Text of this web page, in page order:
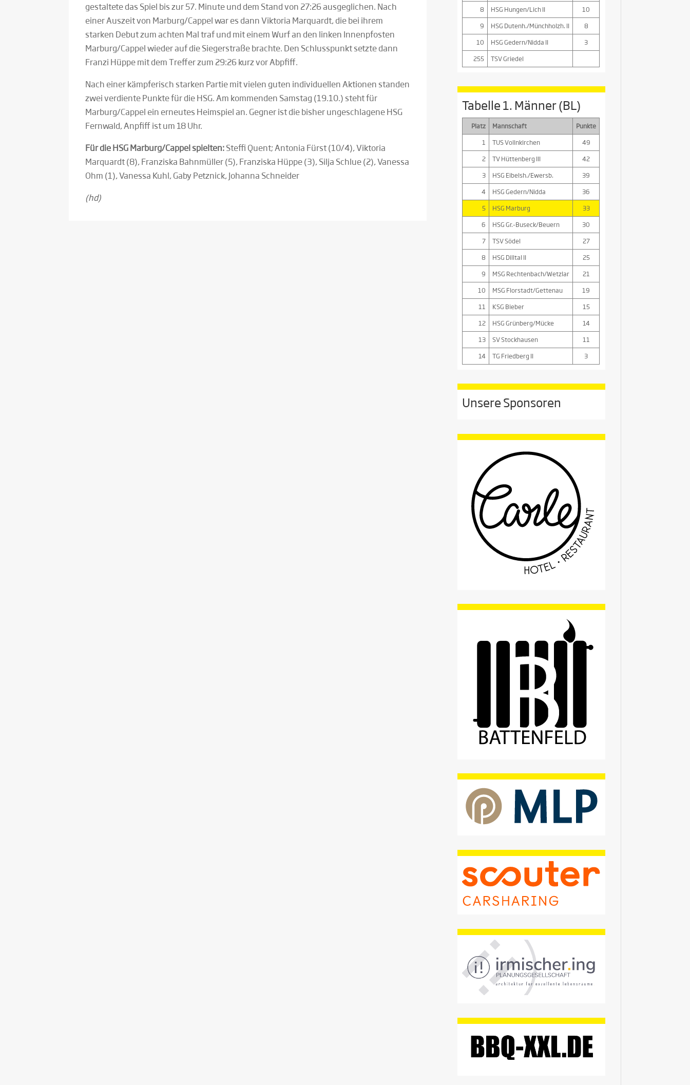
gestaltete das Spiel bis zur 57. Minute und dem Stand von 27:26 ausgeglichen. Nach
einer Auszeit von Marburg/Cappel war es dann Viktoria Marquardt, die bei ihrem
starken Debut zum achten Mal traf und mit einem Wurf an den linken Innenpfosten
Marburg/Cappel wieder auf die Siegerstraße brachte. Den Schlusspunkt setzte dann
Franzi Hüppe mit dem Treffer zum 29:26 kurz vor Abpfiff.
Nach einer kämpferisch starken Partie mit vielen guten individuellen Aktionen standen
zwei verdiente Punkte für die HSG. Am kommenden Samstag (19.10.) steht für
Marburg/Cappel ein erneutes Heimspiel an. Gegner ist die bisher ungeschlagene HSG
Fernwald, Anpfiff ist um 18 Uhr.
Für die HSG Marburg/Cappel spielten:Steffi Quent; Antonia Fürst (10/4), Viktoria
Marquardt (8), Franziska Bahnmüller (5), Franziska Hüppe (3), Silja Schlue (2), Vanessa
Ohm (1), Vanessa Kuhl, Gaby Petznick, Johanna Schneider
(hd)
8
HSG Hungen/Lich II
10
9
HSG Dutenh./Münchholzh. II
8
10
HSG Gedern/Nidda II
3
255
TSV Griedel
Tabelle 1. Männer (BL)
Platz Mannschaft
Punkte
1
TUS Vollnkirchen
49
2
TV Hüttenberg III
42
3
HSG Eibelsh./Ewersb.
39
4
HSG Gedern/Nidda
36
5
HSG Marburg
33
6
HSG Gr.-Buseck/Beuern
30
7
TSV Södel
27
8
HSG Dilltal II
25
9
MSG Rechtenbach/Wetzlar
21
10
MSG Florstadt/Gettenau
19
11
KSG Bieber
15
12
HSG Grünberg/Mücke
14
13
SV Stockhausen
11
14
TG Friedberg II 3
Unsere Sponsoren